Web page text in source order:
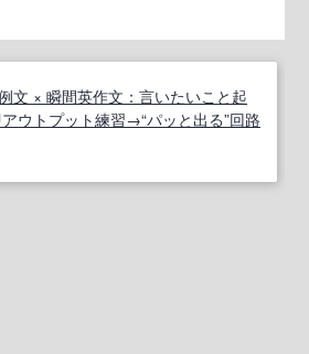
文 × 瞬間英作文：言いたいこと起
ウトプット練習→“パッと出る”回路